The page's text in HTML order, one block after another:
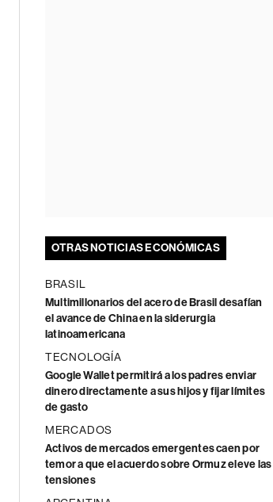
OTRAS NOTICIAS ECONÓMICAS
BRASIL
Multimillonarios del acero de Brasil desafían
el avance de China en la siderurgia
latinoamericana
TECNOLOGÍA
Google Wallet permitirá a los padres enviar
dinero directamente a sus hijos y fijar límites
de gasto
MERCADOS
Activos de mercados emergentes caen por
temor a que el acuerdo sobre Ormuz eleve las
tensiones